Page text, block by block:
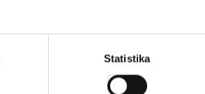
Statistika
Tiešais